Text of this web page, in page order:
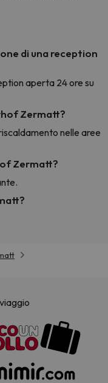
di una reception
aperta 24 ore su
Zermatt?
nelle aree
Zermatt?